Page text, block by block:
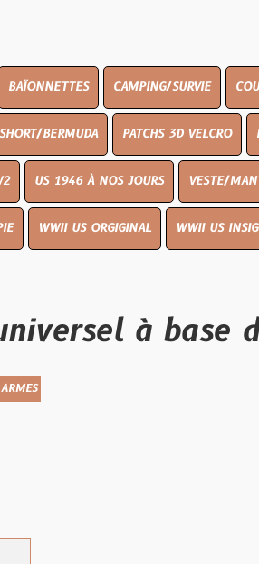
CAMPING/SURVIE COUTELLERIE
PATCHS 3D VELCRO PEINTURE
À NOS JOURS VESTE/MANTEAU
ORGIGINAL WWII US INSIGNES
à base de